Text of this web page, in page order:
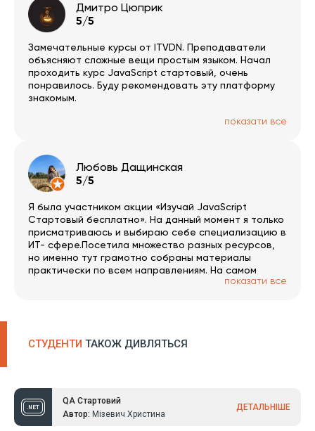
Дмитро Цюприк
5/5
Замечательные курсы от ITVDN. Преподаватели
объясняют сложные вещи простым языком. Начал
проходить курс JavaScript стартовый, очень
понравилось. Буду рекомендовать эту платформу
знакомым.
показати все
Любовь Дащинская
5/5
Я была участником акции «Изучай JavaScript
Стартовый бесплатно». На данный момент я только
присматриваюсь и выбираю себе специализацию в
ИТ- сфере.Посетила множество разных ресурсов,
но именно тут грамотно собраны материалы
практически по всем направлениям. На самом
показати все
СТУДЕНТИ ТАКОЖ ДИВЛЯТЬСЯ
QA Стартовий
Автор: Мізевич Христина
ДЕТАЛЬНІШЕ